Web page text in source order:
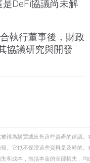
DeFi協議尚未解
執行董事後，財政
協議研究與開發
視為購買或出售這些資產的建議。
。它也不保證這些資料是及時的。
和成本，包括本金的全部損失，均